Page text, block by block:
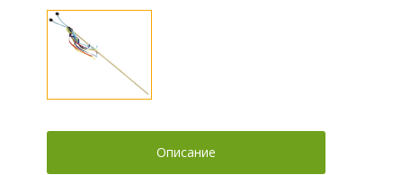
Описание